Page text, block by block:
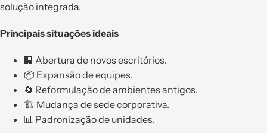
solução integrada.
Principais situações ideais
🏢 Abertura de novos escritórios.
📦 Expansão de equipes.
🔄 Reformulação de ambientes antigos.
🏗️ Mudança de sede corporativa.
📊 Padronização de unidades.